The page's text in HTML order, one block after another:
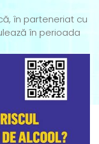
în parteneriat cu
în perioada